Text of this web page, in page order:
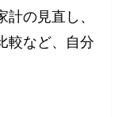
の見直し、
較など、自分